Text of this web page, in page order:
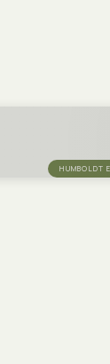
HUMBOLDT